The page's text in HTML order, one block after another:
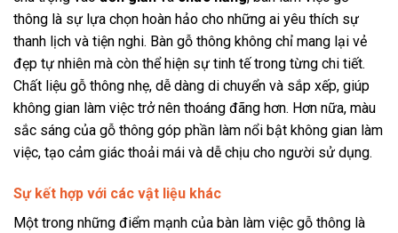
thông là sự lựa chọn hoàn hảo cho những ai yêu thích sự
thanh lịch và tiện nghi. Bàn gỗ thông không chỉ mang lại vẻ
đẹp tự nhiên mà còn thể hiện sự tinh tế trong từng chi tiết.
Chất liệu gỗ thông nhẹ, dễ dàng di chuyển và sắp xếp, giúp
không gian làm việc trở nên thoáng đãng hơn. Hơn nữa, màu
sắc sáng của gỗ thông góp phần làm nổi bật không gian làm
việc, tạo cảm giác thoải mái và dễ chịu cho người sử dụng.
Sự kết hợp với các vật liệu khác
Một trong những điểm mạnh của bàn làm việc gỗ thông là